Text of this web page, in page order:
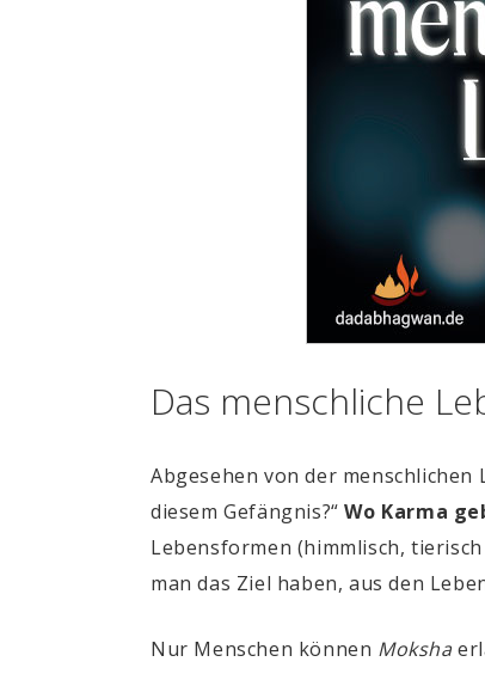
Das menschliche
Abgesehen von der
diesem Gefängnis?“Wo Karma
Lebensformen (himmlisch,
man das Ziel haben, aus den
Nur Menschen können Moksha